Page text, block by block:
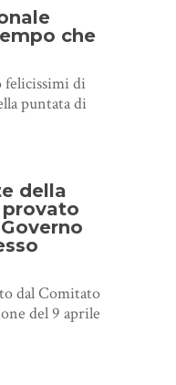
che
felicissimi di
puntata di
della
provato
dal Comitato
del 9 aprile